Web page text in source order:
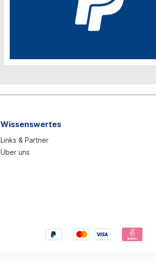
Wissenswertes
Links & Partner
Über uns